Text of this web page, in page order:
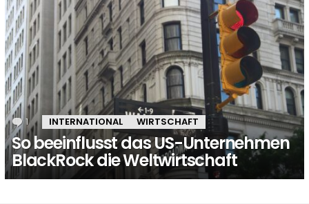
1 Kommentar
INTERNATIONAL WIRTSCHAFT
So beeinflusst das US-Unternehmen
BlackRock die Weltwirtschaft